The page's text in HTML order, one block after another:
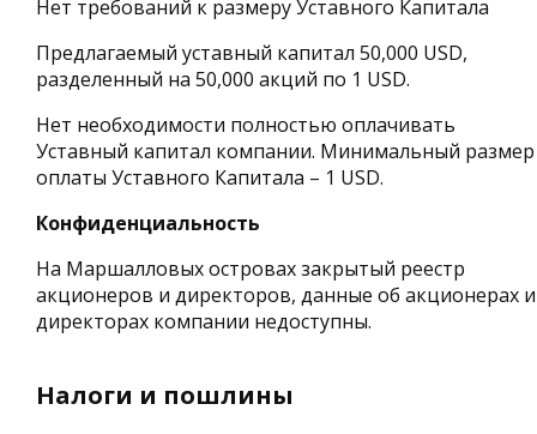
Нет требований к размеру Уставного Капитала
Предлагаемый уставный капитал 50,000 USD,
разделенный на 50,000 акций по 1 USD.
Нет необходимости полностью оплачивать
Уставный капитал компании. Минимальный размер
оплаты Уставного Капитала – 1 USD.
Конфиденциальность
На Маршалловых островах закрытый реестр
акционеров и директоров, данные об акционерах и
директорах компании недоступны.
Налоги и пошлины